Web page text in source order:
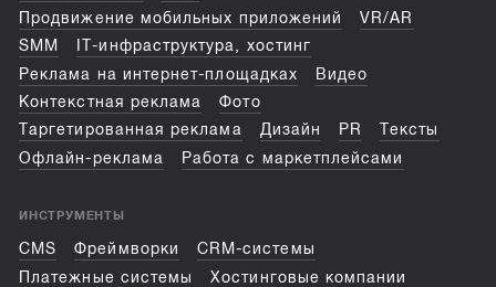
Продвижение мобильных приложений
VR/AR
SMM
IT-инфраструктура, хостинг
Реклама на интернет-площадках
Видео
Контекстная реклама
Фото
Таргетированная реклама
Дизайн PR
Тексты
Офлайн-реклама
Работа с маркетплейсами
ИНСТРУМЕНТЫ
CMS Фреймворки
CRM-системы
Платежные системы
Хостинговые компании